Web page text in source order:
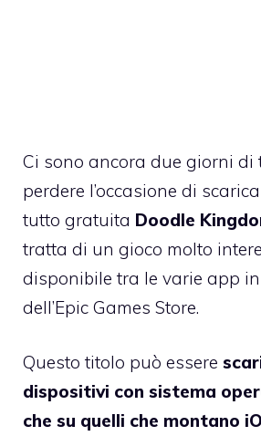
Ci sono ancora due giorni di
perdere l’occasione di
tutto gratuita Doodle
tratta di un gioco molto
disponibile tra le varie app
dell’Epic Games Store.
Questo titolo può essere
dispositivi con sistema
che su quelli che montano